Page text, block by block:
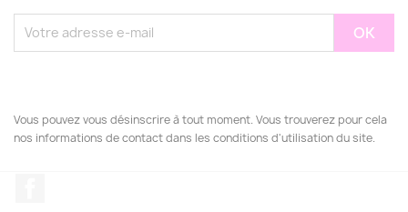
Vous pouvez vous désinscrire à tout moment. Vous trouverez pour cela
nos informations de contact dans les conditions d'utilisation du site.